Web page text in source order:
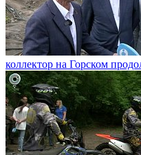
коллектор на Горском